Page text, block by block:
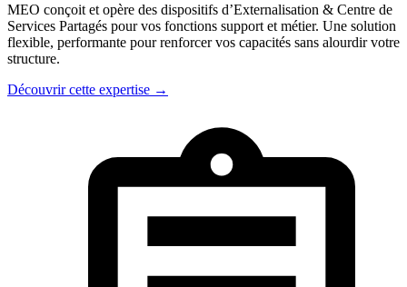
MEO conçoit et opère des dispositifs d’Externalisation & Centre de
Services Partagés pour vos fonctions support et métier. Une solution
flexible, performante pour renforcer vos capacités sans alourdir votre
structure.
Découvrir cette expertise →